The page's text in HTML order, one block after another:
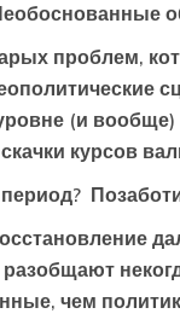
проблем,
(и
курсов
чем